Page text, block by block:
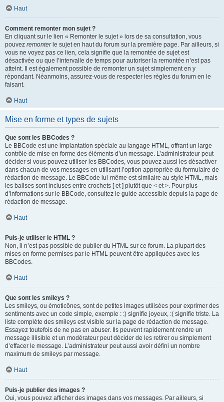
Haut
Comment remonter mon sujet ?
En cliquant sur le lien « Remonter le sujet » lors de sa consultation, vous
pouvez remonterle sujet en haut du forum sur la première page. Par ailleurs, si
vous ne voyez pas ce lien, cela signifie que la remontée de sujet est
désactivée ou que l’intervalle de temps pour autoriser la remontée n’est pas
atteint. Il est également possible de remonter un sujet simplement en y
répondant. Néanmoins, assurez-vous de respecter les règles du forum en le
faisant.
Haut
Mise en forme et types de sujets
Que sont les BBCodes ?
Le BBCode est une implantation spéciale au langage HTML, offrant un large
contrôle de mise en forme des éléments d’un message. L’administrateur peut
décider si vous pouvez utiliser les BBCodes, vous pouvez aussi les désactiver
dans chacun de vos messages en utilisant l’option appropriée du formulaire de
rédaction de message. Le BBCode lui-même est similaire au style HTML, mais
les balises sont incluses entre crochets [ et ] plutôt que < et >. Pour plus
d’informations sur le BBCode, consultez le guide accessible depuis la page de
rédaction de message.
Haut
Puis-je utiliser le HTML ?
Non, il n’est pas possible de publier du HTML sur ce forum. La plupart des
mises en forme permises par le HTML peuvent être appliquées avec les
BBCodes.
Haut
Que sont les smileys ?
Les smileys, ou émoticônes, sont de petites images utilisées pour exprimer des
sentiments avec un code simple, exemple : :) signifie joyeux, :( signifie triste. La
liste complète des smileys est visible sur la page de rédaction de message.
Essayez toutefois de ne pas en abuser. Ils peuvent rapidement rendre un
message illisible et un modérateur peut décider de les retirer ou simplement
d’effacer le message. L’administrateur peut aussi avoir défini un nombre
maximum de smileys par message.
Haut
Puis-je publier des images ?
Oui, vous pouvez afficher des images dans vos messages. Par ailleurs, si